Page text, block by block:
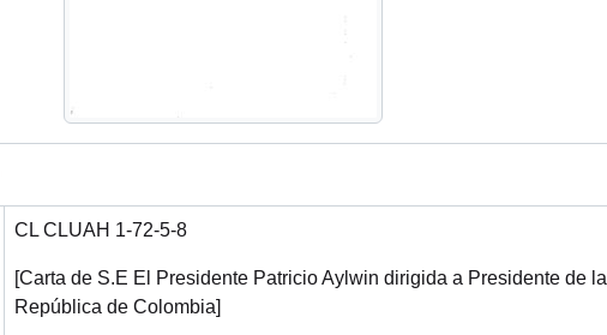
CL CLUAH 1-72-5-8
[Carta de S.E El Presidente Patricio Aylwin dirigida a Presidente de la
República de Colombia]